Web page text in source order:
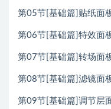
第05节[基础篇]贴纸面
第06节[基础篇]特效面
第07节[基础篇]转场面
第08节[基础篇]滤镜面
第09节[基础篇]调节层